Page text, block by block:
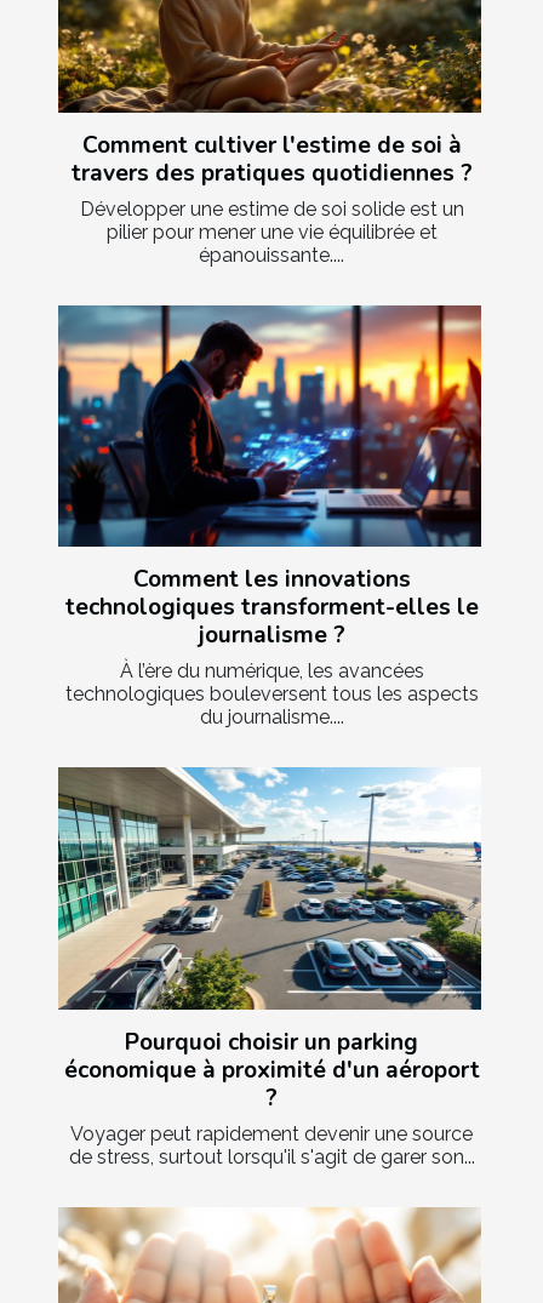
Comment cultiver l'estime de soi à
travers des pratiques quotidiennes ?
Développer une estime de soi solide est un
pilier pour mener une vie équilibrée et
épanouissante....
Comment les innovations
technologiques transforment-elles le
journalisme ?
À l’ère du numérique, les avancées
technologiques bouleversent tous les aspects
du journalisme....
Pourquoi choisir un parking
économique à proximité d'un aéroport
?
Voyager peut rapidement devenir une source
de stress, surtout lorsqu'il s'agit de garer son...